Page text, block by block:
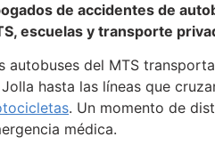
de accidentes de
escuelas y transporte
autobuses del MTS
Jolla hasta las líneas que
. Un momento de
médica.